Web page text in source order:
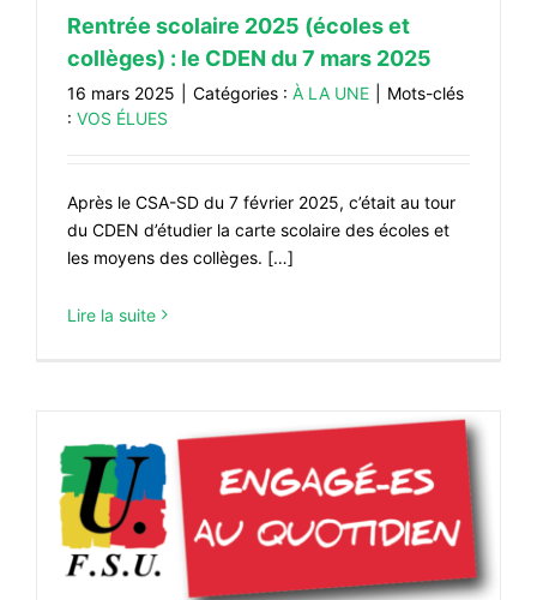
Rentrée scolaire 2025 (écoles et
collèges) : le CDEN du 7 mars 2025
16 mars 2025 Catégories : À LA UNE
Mots-clés
: VOS ÉLUES
Après le CSA-SD du 7 février 2025, c’était au tour
du CDEN d’étudier la carte scolaire des écoles et
les moyens des collèges. […]
Lire la suite